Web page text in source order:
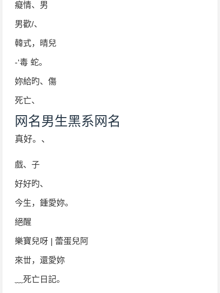
癡情、男
男歡/、
韓式，晴兒
-‘毒 蛇。
妳給旳、傷
死亡、
网名男生黑系网名
真好。、
戲、子
好好旳、
今生，鍾愛妳。
絕醒
樂寶兒呀 | 蕾蛋兒阿
來丗，還愛妳
﹏死亡日記。